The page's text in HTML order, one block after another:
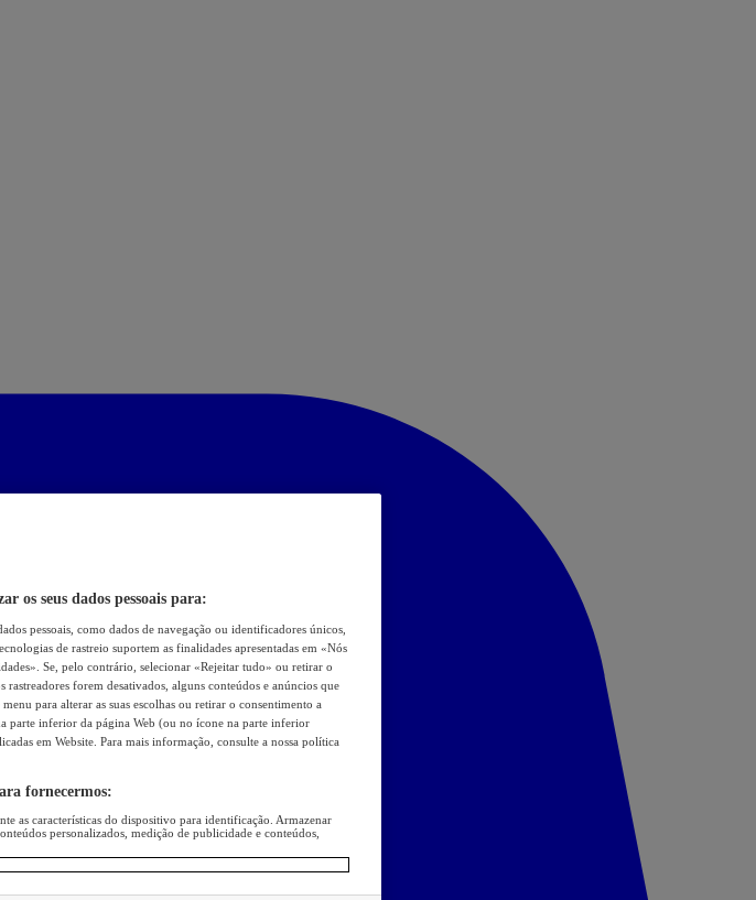
os seus dados pessoais para:
pessoais, como dados de navegação ou identificadores únicos,
de rastreio suportem as finalidades apresentadas em «Nós
Se, pelo contrário, selecionar «Rejeitar tudo» ou retirar o
rastreadores forem desativados, alguns conteúdos e anúncios que
para alterar as suas escolhas ou retirar o consentimento a
parte inferior da página Web (ou no ícone na parte inferior
em Website. Para mais informação, consulte a nossa política
fornecermos:
as características do dispositivo para identificação. Armazenar
personalizados, medição de publicidade e conteúdos,